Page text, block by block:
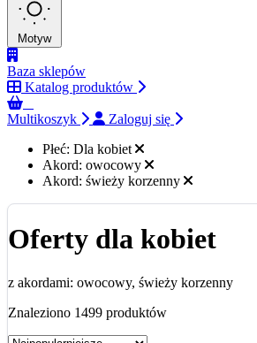
Motyw
Baza sklepów
Katalog produktów
Multikoszyk
Zaloguj się
Płeć: Dla kobiet
Akord: owocowy
Akord: świeży korzenny
Oferty dla kobiet
z akordami: owocowy, świeży korzenny
Znaleziono 1499 produktów